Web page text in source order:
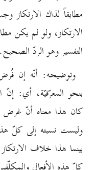
مطابقاً لذاك الارتكاز
الارتكاز، ولو لم يكن
التفسير وهو الردّ الصحيح.
وتوضيحه: أنّه إن
بنحو المعرّفيّة، أي:
كان هذا معناه أنّ غرض
وليست نسبته إلى كلّ
بينما هذا خلاف